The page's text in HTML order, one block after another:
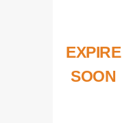
EXPIRE
SOON